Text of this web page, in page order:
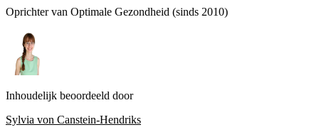
Oprichter van Optimale Gezondheid (sinds 2010)
Inhoudelijk beoordeeld door
Sylvia von Canstein-Hendriks